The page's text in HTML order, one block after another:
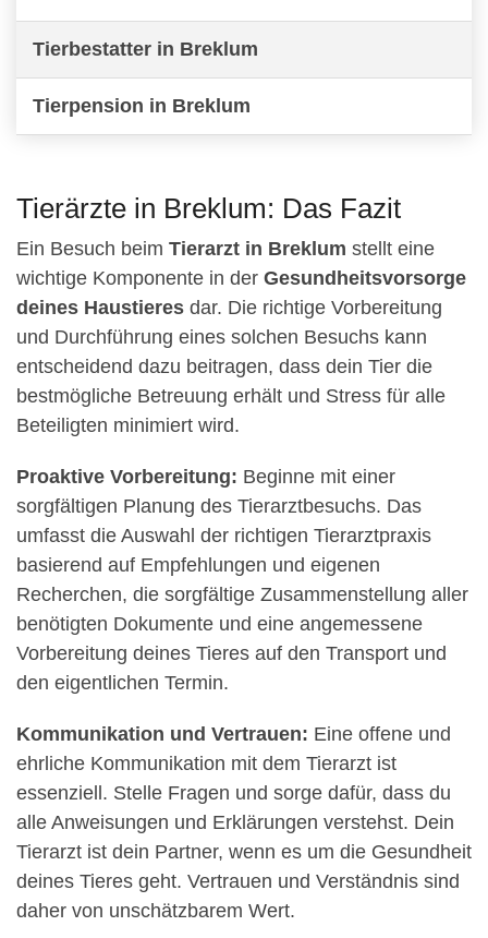
Tierbestatter in Breklum
Tierpension in Breklum
Tierärzte in Breklum: Das Fazit
Ein Besuch beim Tierarzt in Breklum stellt eine
wichtige Komponente in der Gesundheitsvorsorge
deines Haustieres dar. Die richtige Vorbereitung
und Durchführung eines solchen Besuchs kann
entscheidend dazu beitragen, dass dein Tier die
bestmögliche Betreuung erhält und Stress für alle
Beteiligten minimiert wird.
Proaktive Vorbereitung: Beginne mit einer
sorgfältigen Planung des Tierarztbesuchs. Das
umfasst die Auswahl der richtigen Tierarztpraxis
basierend auf Empfehlungen und eigenen
Recherchen, die sorgfältige Zusammenstellung aller
benötigten Dokumente und eine angemessene
Vorbereitung deines Tieres auf den Transport und
den eigentlichen Termin.
Kommunikation und Vertrauen: Eine offene und
ehrliche Kommunikation mit dem Tierarzt ist
essenziell. Stelle Fragen und sorge dafür, dass du
alle Anweisungen und Erklärungen verstehst. Dein
Tierarzt ist dein Partner, wenn es um die Gesundheit
deines Tieres geht. Vertrauen und Verständnis sind
daher von unschätzbarem Wert.